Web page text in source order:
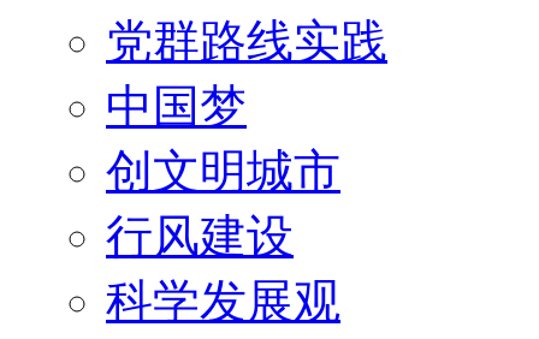
党群路线实践
中国梦
创文明城市
行风建设
科学发展观